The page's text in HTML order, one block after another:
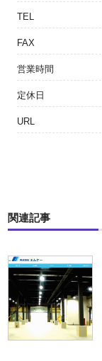
TEL
FAX
営業時間
定休日
URL
関連記事